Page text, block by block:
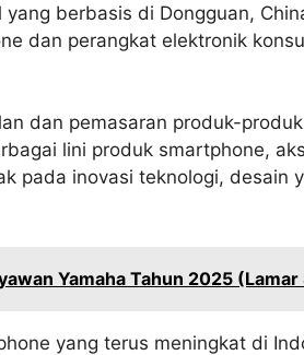
berbasis di Dongguan,
dan perangkat elektronik
dan pemasaran produk-
lini produk smartphone,
pada inovasi teknologi, desain
Yamaha Tahun 2025 (Lamar
yang terus meningkat di